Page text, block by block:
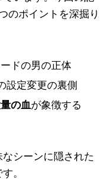
のポイントを深掘り
ドの男の正体
設定変更の裏側
の血が象徴する
シーンに隠された
。